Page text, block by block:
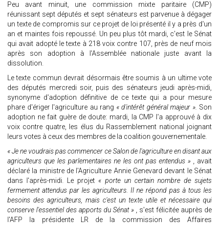
Peu avant minuit, une commission mixte paritaire (CMP)
réunissant sept députés et sept sénateurs est parvenue à dégager
un texte de compromis sur ce projet de loi présenté il y a près d'un
an et maintes fois repoussé. Un peu plus tôt mardi, c'est le Sénat
qui avait adopté le texte à 218 voix contre 107, près de neuf mois
après son adoption à l'Assemblée nationale juste avant la
dissolution.
Le texte commun devrait désormais être soumis à un ultime vote
des députés mercredi soir, puis des sénateurs jeudi après-midi,
synonyme d'adoption définitive de ce texte qui a pour mesure
phare d'ériger l'agriculture au rang « d'intérêt général majeur ». Son
adoption ne fait guère de doute: mardi, la CMP l'a approuvé à dix
voix contre quatre, les élus du Rassemblement national joignant
leurs votes à ceux des membres de la coalition gouvernementale.
« Je ne voudrais pas commencer ce Salon de l'agriculture en disant aux
agriculteurs que les parlementaires ne les ont pas entendus » , avait
déclaré la ministre de l'Agriculture Annie Genevard devant le Sénat
dans l'après-midi. Le projet « porte un certain nombre de sujets
fermement attendus par les agriculteurs. Il ne répond pas à tous les
besoins des agriculteurs, mais c'est un texte utile et nécessaire qui
conserve l'essentiel des apports du Sénat » , s'est félicitée auprès de
l'AFP la présidente LR de la commission des Affaires